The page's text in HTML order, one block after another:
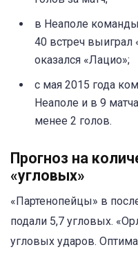
в Неаполе
40 встреч выиграл
оказался «Лацио»;
с мая 2015 года
Неаполе и в 9
менее 2 голов.
Прогноз на
«угловых»
«Партенопейцы» в
подали 5,7 угловых.
угловых ударов.